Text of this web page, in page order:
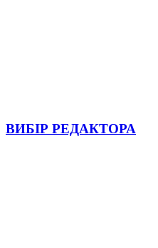
ВИБІР РЕДАКТОРА